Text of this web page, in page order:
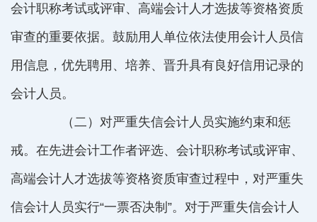
会计职称考试或评审、高端会计人才选拔等资格资质
审查的重要依据。鼓励用人单位依法使用会计人员信
用信息，优先聘用、培养、晋升具有良好信用记录的
会计人员。
（二）对严重失信会计人员实施约束和惩
戒。在先进会计工作者评选、会计职称考试或评审、
高端会计人才选拔等资格资质审查过程中，对严重失
信会计人员实行“一票否决制”。对于严重失信会计人